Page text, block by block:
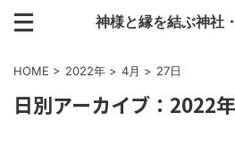
神様と縁を結ぶ神社
HOME > 2022年 > 4月 > 27日
日別アーカイブ：2022